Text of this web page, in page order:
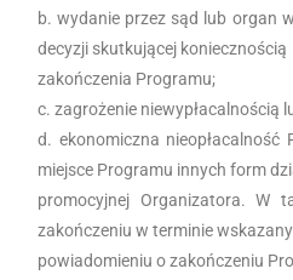
wydanie przez sąd lub organ
decyzji skutkującej koniecznością
zakończenia Programu;
zagrożenie niewypłacalnością
ekonomiczna
miejsce Programu innych form
promocyjnej Organizatora. W
zakończeniu w terminie
powiadomieniu o zakończeniu